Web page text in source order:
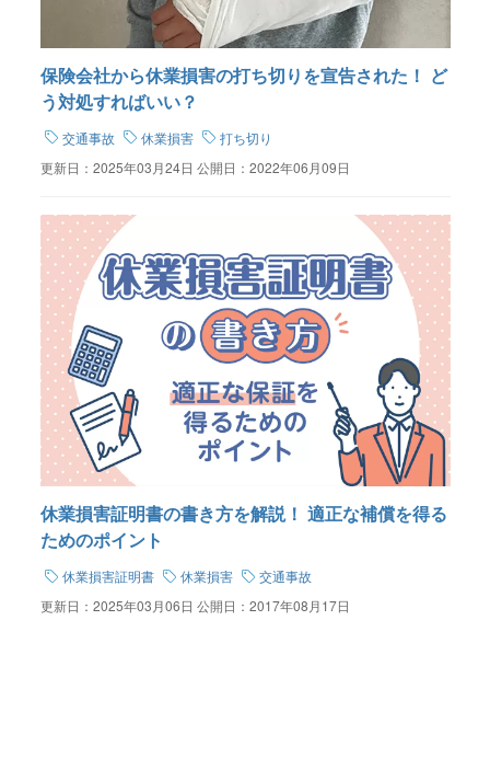
保険会社から休業損害の打ち切りを宣告された！ ど
う対処すればいい？
交通事故 休業損害
打ち切り
更新日： 2025年03月24日 公開日： 2022年06月09日
休業損害証明書の書き方を解説！ 適正な補償を得る
ためのポイント
休業損害証明書 休業損害
交通事故
更新日： 2025年03月06日 公開日： 2017年08月17日